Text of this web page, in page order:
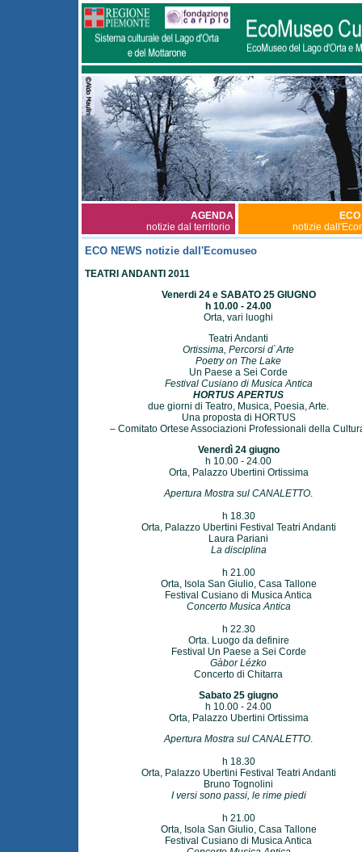
AGENDA
notizie dal territorio
notizie
ECO NEWS notizie dall'Ecomuseo
TEATRI ANDANTI 2011
Venerdi 24 e SABATO 25 GIUGNO
h 10.00 - 24.00
Orta, vari luoghi
Teatri Andanti
Ortissima, Percorsi d`Arte
Poetry on The Lake
Un Paese a Sei Corde
Festival Cusiano di Musica Antica
HORTUS APERTUS
due giorni di Teatro, Musica, Poesia, Arte.
Una proposta di HORTUS
– Comitato Ortese Associazioni Professionali della
Venerdì 24 giugno
h 10.00 - 24.00
Orta, Palazzo Ubertini Ortissima
Apertura Mostra sul CANALETTO.
h 18.30
Orta, Palazzo Ubertini Festival Teatri Andanti
Laura Pariani
La disciplina
h 21.00
Orta, Isola San Giulio, Casa Tallone
Festival Cusiano di Musica Antica
Concerto Musica Antica
h 22.30
Orta. Luogo da definire
Festival Un Paese a Sei Corde
Gàbor Lézko
Concerto di Chitarra
Sabato 25 giugno
h 10.00 - 24.00
Orta, Palazzo Ubertini Ortissima
Apertura Mostra sul CANALETTO.
h 18.30
Orta, Palazzo Ubertini Festival Teatri Andanti
Bruno Tognolini
I versi sono passi, le rime piedi
h 21.00
Orta, Isola San Giulio, Casa Tallone
Festival Cusiano di Musica Antica